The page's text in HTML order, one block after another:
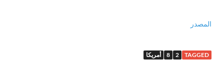
المصدر
TAGGED
2
8 أمريكا